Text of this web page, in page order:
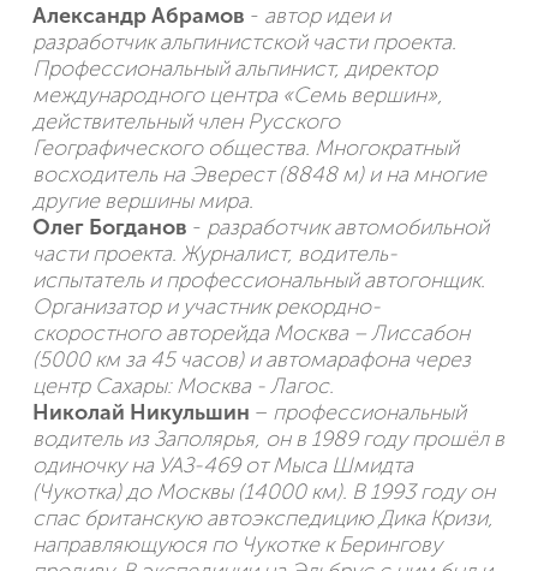
Александр Абрамов - автор идеи и
разработчик альпинистской части проекта.
Профессиональный альпинист, директор
международного центра «Семь вершин»,
действительный член Русского
Географического общества. Многократный
восходитель на Эверест (8848 м) и на многие
другие вершины мира.
Олег Богданов - разработчик автомобильной
части проекта. Журналист, водитель-
испытатель и профессиональный автогонщик.
Организатор и участник рекордно-
скоростного авторейда Москва – Лиссабон
(5000 км за 45 часов) и автомарафона через
центр Сахары: Москва - Лагос.
Николай Никульшин – профессиональный
водитель из Заполярья, он в 1989 году прошёл в
одиночку на УАЗ-469 от Мыса Шмидта
(Чукотка) до Москвы (14000 км). В 1993 году он
спас британскую автоэкспедицию Дика Кризи,
направляющуюся по Чукотке к Берингову